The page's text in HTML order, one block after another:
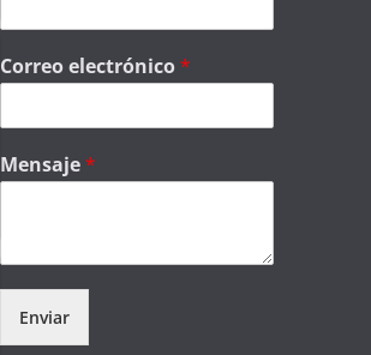
Correo electrónico*
Mensaje*
Enviar